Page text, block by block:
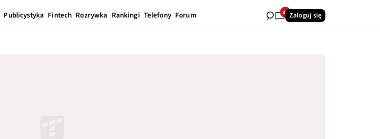
Publicystyka Fintech Rozrywka Rankingi Telefony Forum 30Zaloguj się